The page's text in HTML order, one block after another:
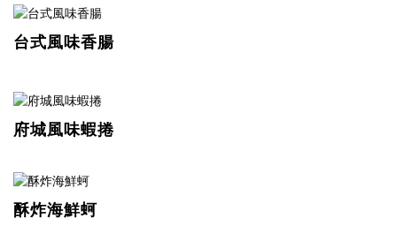
台式風味香腸
府城風味蝦捲
酥炸海鮮蚵